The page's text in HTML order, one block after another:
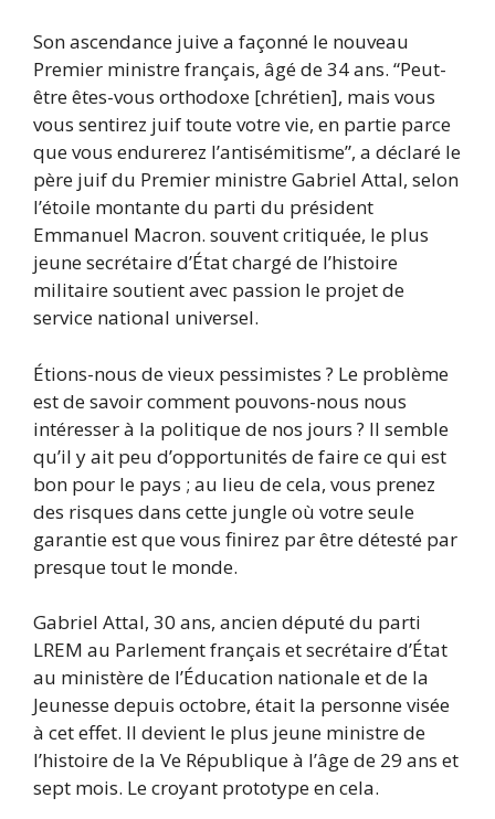
Son ascendance juive a façonné le nouveau
Premier ministre français, âgé de 34 ans. “Peut-
être êtes-vous orthodoxe [chrétien], mais vous
vous sentirez juif toute votre vie, en partie parce
que vous endurerez l’antisémitisme”, a déclaré le
père juif du Premier ministre Gabriel Attal, selon
l’étoile montante du parti du président
Emmanuel Macron. souvent critiquée, le plus
jeune secrétaire d’État chargé de l’histoire
militaire soutient avec passion le projet de
service national universel.
Étions-nous de vieux pessimistes ? Le problème
est de savoir comment pouvons-nous nous
intéresser à la politique de nos jours ? Il semble
qu’il y ait peu d’opportunités de faire ce qui est
bon pour le pays ; au lieu de cela, vous prenez
des risques dans cette jungle où votre seule
garantie est que vous finirez par être détesté par
presque tout le monde.
Gabriel Attal, 30 ans, ancien député du parti
LREM au Parlement français et secrétaire d’État
au ministère de l’Éducation nationale et de la
Jeunesse depuis octobre, était la personne visée
à cet effet. Il devient le plus jeune ministre de
l’histoire de la Ve République à l’âge de 29 ans et
sept mois. Le croyant prototype en cela.